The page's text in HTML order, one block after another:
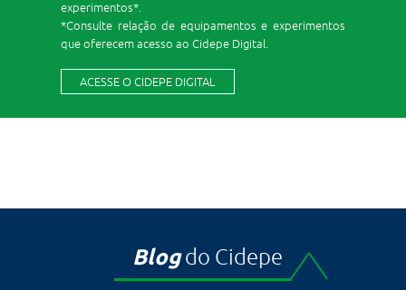
experimentos*.
*Consulte relação de equipamentos e experimentos
que oferecem acesso ao Cidepe Digital.
ACESSE O CIDEPE DIGITAL
Blogdo Cidepe